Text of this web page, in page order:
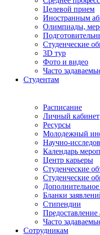
Целевой прием
Иностранным
Олимпиады,
Студенческие
3D тур
Фото и видео
Часто
Студентам
Расписание
Личный кабинет
Ресурсы
Молодежный
Научно-
Календарь
Центр карьеры
Студенческие
Студенческие
Бланки
Стипендии
Предоставление
Часто
Сотрудникам